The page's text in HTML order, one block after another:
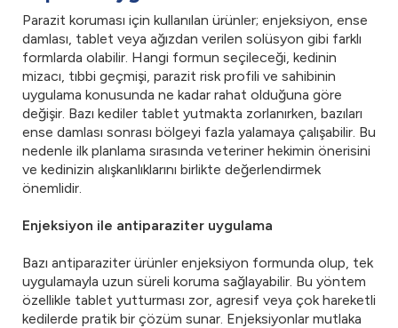
Parazit koruması için kullanılan ürünler; enjeksiyon, ense
damlası, tablet veya ağızdan verilen solüsyon gibi farklı
formlarda olabilir. Hangi formun seçileceği, kedinin
mizacı, tıbbi geçmişi, parazit risk profili ve sahibinin
uygulama konusunda ne kadar rahat olduğuna göre
değişir. Bazı kediler tablet yutmakta zorlanırken, bazıları
ense damlası sonrası bölgeyi fazla yalamaya çalışabilir. Bu
nedenle ilk planlama sırasında veteriner hekimin önerisini
ve kedinizin alışkanlıklarını birlikte değerlendirmek
önemlidir.
Enjeksiyon ile antiparaziter uygulama
Bazı antiparaziter ürünler enjeksiyon formunda olup, tek
uygulamayla uzun süreli koruma sağlayabilir. Bu yöntem
özellikle tablet yutturması zor, agresif veya çok hareketli
kedilerde pratik bir çözüm sunar. Enjeksiyonlar mutlaka